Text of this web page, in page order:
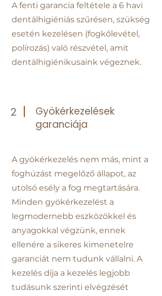
A fenti garancia feltétele a 6 havi
dentálhigiéniás szűrésen, szükség
esetén kezelésen (fogkőlevétel,
polírozás) való részvétel, amit
dentálhigiénikusaink végeznek.
2
Gyökérkezelések
garanciája
A gyökérkezelés nem más, mint a
foghúzást megelőző állapot, az
utolsó esély a fog megtartására.
Minden gyökérkezelést a
legmodernebb eszközökkel és
anyagokkal végzünk, ennek
ellenére a sikeres kimenetelre
garanciát nem tudunk vállalni. A
kezelés díja a kezelés legjobb
tudásunk szerinti elvégzését